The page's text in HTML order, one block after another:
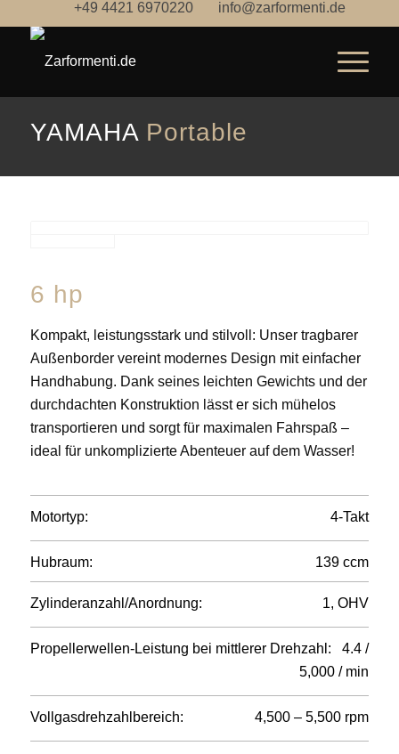
+49 4421 6970220 info@zarformenti.de
YAMAHA Portable
6 hp
Kompakt, leistungsstark und stilvoll: Unser tragbarer
Außenborder vereint modernes Design mit einfacher
Handhabung. Dank seines leichten Gewichts und der
durchdachten Konstruktion lässt er sich mühelos
transportieren und sorgt für maximalen Fahrspaß –
ideal für unkomplizierte Abenteuer auf dem Wasser!
Motortyp: 4-Takt
Hubraum: 139 ccm
Zylinderanzahl/Anordnung: 1, OHV
Propellerwellen-Leistung bei mittlerer Drehzahl: 4.4 /
5,000 / min
Vollgasdrehzahlbereich: 4,500 – 5,500 rpm